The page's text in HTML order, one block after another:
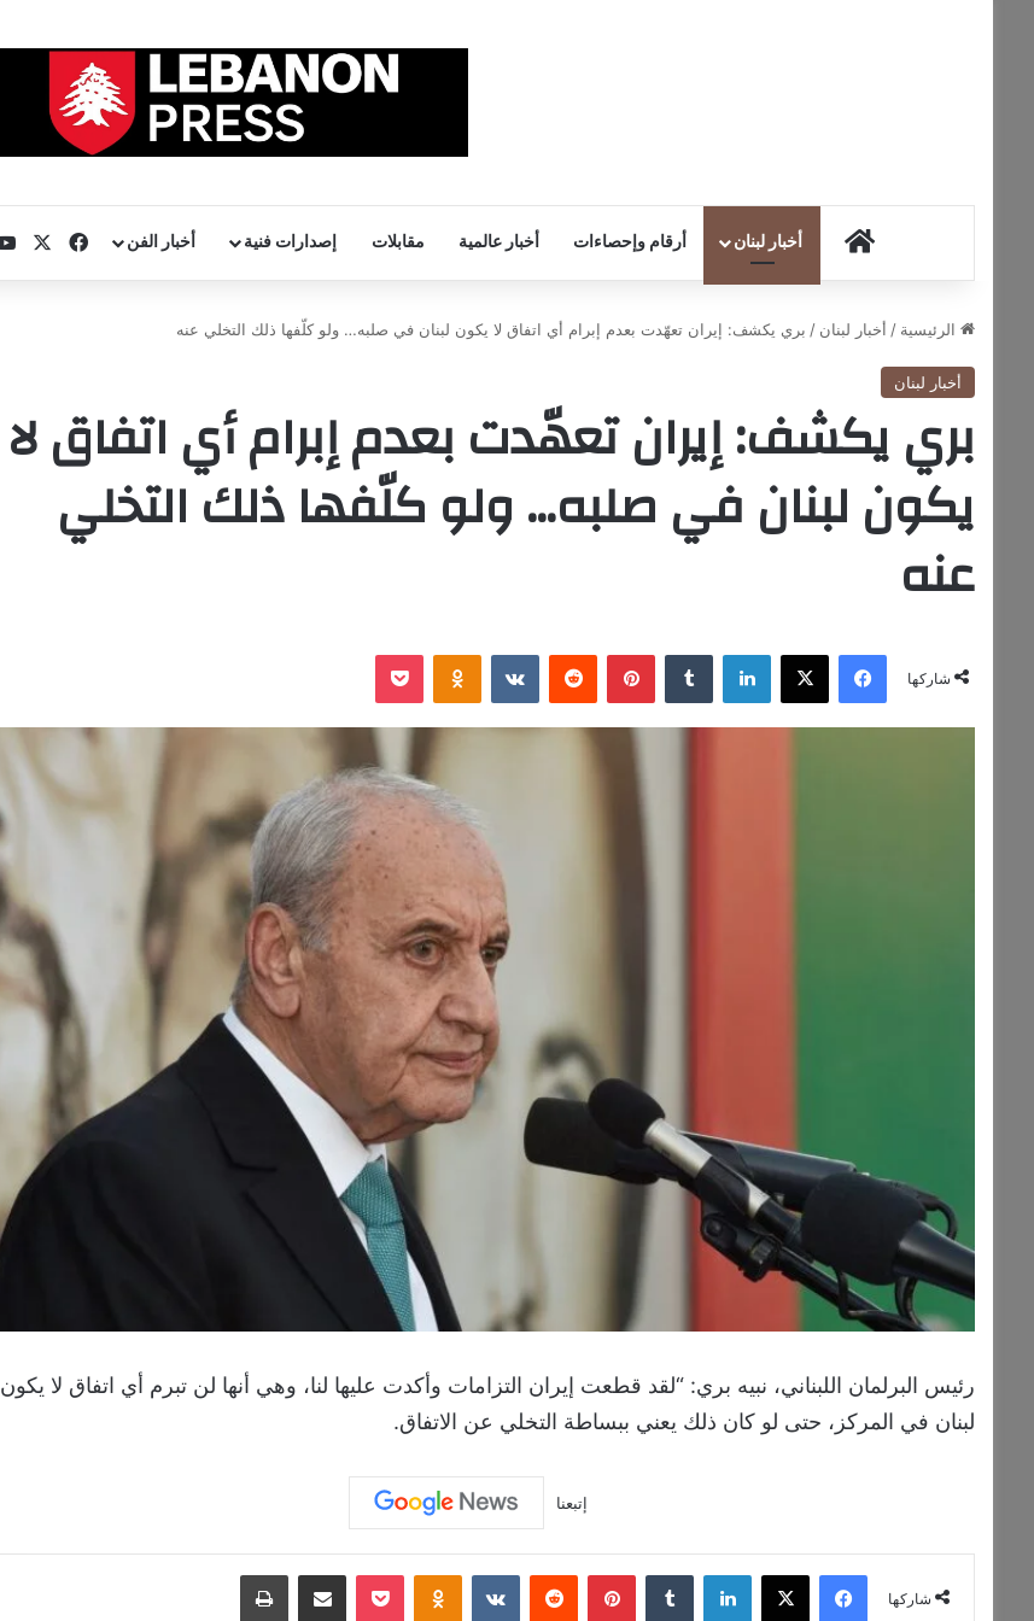
HOME أخبار لبنان أرقام وإحصاءات أخبار عالمية مقابلات إصدارات فنية أخبار الفن فيسبوك
الرئيسية / أخبار لبنان / بري يكشف: إيران تعهّدت بعدم إبرام أي اتفاق لا يكون لبنان في صلبه… ولو كلّفها ذلك التخلي عنه
أخبار لبنان
بري يكشف: إيران تعهّدت بعدم إبرام أي اتفاق لا
يكون لبنان في صلبه… ولو كلّفها ذلك التخلي
عنه
شاركها
فيسبوك ‫X لينكدإن ‏Tumblr بينتيريست ‏Reddit
‏VKontakte
Odnoklassniki
‫Pocket
رئيس البرلمان اللبناني، نبيه بري: “لقد قطعت إيران التزامات وأكدت عليها لنا، وهي أنها لن تبرم أي اتفاق لا يكون
لبنان في المركز، حتى لو كان ذلك يعني ببساطة التخلي عن الاتفاق.
إتبعنا
شاركها
فيسبوك ‫X لينكدإن ‏Tumblr بينتيريست ‏Reddit
‏VKontakte
Odnoklassniki
‫Pocket مشاركة عبر البريد طباعة